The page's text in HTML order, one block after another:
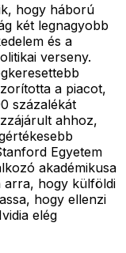
hogy háború
két legnagyobb
és a
verseny.
a piacot,
százalékát
ahhoz,
Egyetem
akadémikusa
arra, hogy külföldi
hogy ellenzi
elég